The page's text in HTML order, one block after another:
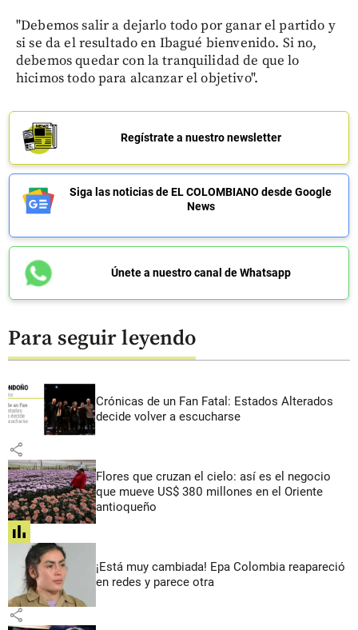
"Debemos salir a dejarlo todo por ganar el partido y
si se da el resultado en Ibagué bienvenido. Si no,
debemos quedar con la tranquilidad de que lo
hicimos todo para alcanzar el objetivo".
Regístrate a nuestro newsletter
Siga las noticias de EL COLOMBIANO desde Google
News
Únete a nuestro canal de Whatsapp
Para seguir leyendo
Crónicas de un Fan Fatal: Estados Alterados
decide volver a escucharse
share
Flores que cruzan el cielo: así es el negocio
que mueve US$ 380 millones en el Oriente
antioqueño
share
¡Está muy cambiada! Epa Colombia reapareció
en redes y parece otra
share